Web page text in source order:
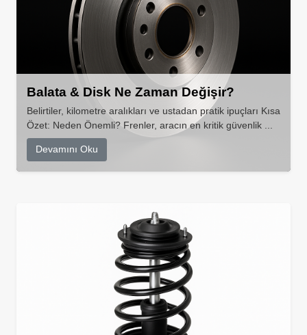
Balata & Disk Ne Zaman Değişir?
Belirtiler, kilometre aralıkları ve ustadan pratik ipuçları Kısa
Özet: Neden Önemli? Frenler, aracın en kritik güvenlik ...
Devamını Oku